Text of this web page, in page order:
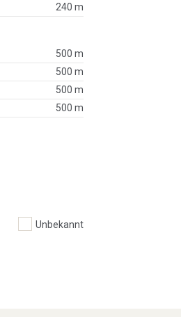
240 m
500 m
500 m
500 m
500 m
Unbekannt